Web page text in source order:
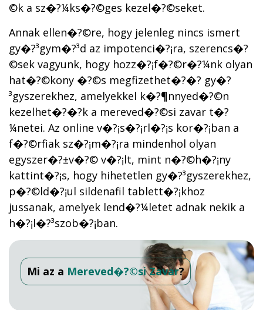
©k a sz�?¼ks�?©ges kezel�?©seket.
Annak ellen�?©re, hogy jelenleg nincs ismert
gy�?³gym�?³d az impotenci�?¡ra, szerencs�?
©sek vagyunk, hogy hozz�?¡f�?©r�?¼nk olyan
hat�?©kony �?©s megfizethet�?�? gy�?
³gyszerekhez, amelyekkel k�?¶nnyed�?©n
kezelhet�?�?k a mereved�?©si zavar t�?
¼netei. Az online v�?¡s�?¡rl�?¡s kor�?¡ban a
f�?©rfiak sz�?¡m�?¡ra mindenhol olyan
egyszer�?±v�?© v�?¡lt, mint n�?©h�?¡ny
kattint�?¡s, hogy hihetetlen gy�?³gyszerekhez,
p�?©ld�?¡ul sildenafil tablett�?¡khoz
jussanak, amelyek lend�?¼letet adnak nekik a
h�?¡l�?³szob�?¡ban.
Mi az a Mereved�?©si Zavar?